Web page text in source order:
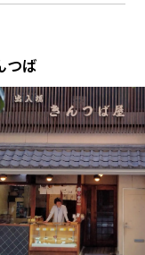
つば